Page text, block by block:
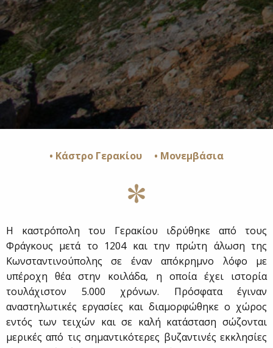
• Κάστρο Γερακίου • Μονεμβάσια
Η καστρόπολη του Γερακίου ιδρύθηκε από τους
Φράγκους μετά το 1204 και την πρώτη άλωση της
Κωνσταντινούπολης σε έναν απόκρημνο λόφο με
υπέροχη θέα στην κοιλάδα, η οποία έχει ιστορία
τουλάχιστον 5.000 χρόνων. Πρόσφατα έγιναν
αναστηλωτικές εργασίες και διαμορφώθηκε ο χώρος
εντός των τειχών και σε καλή κατάσταση σώζονται
μερικές από τις σημαντικότερες βυζαντινές εκκλησίες